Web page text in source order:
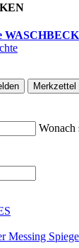
Merkzettel
Wonach
Messing